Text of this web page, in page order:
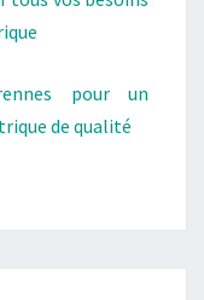
pour un
de qualité